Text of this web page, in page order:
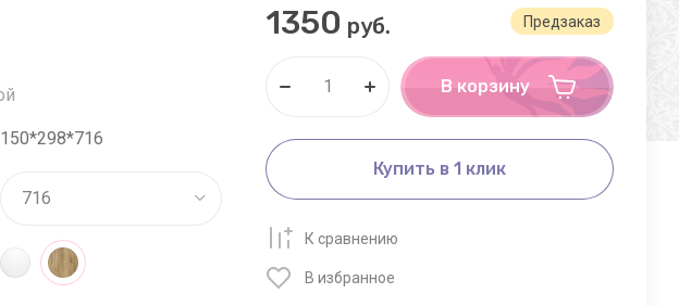
150*298*716
Предзаказ
1350 руб.
В корзину
Купить в 1 клик
К сравнению
В избранное